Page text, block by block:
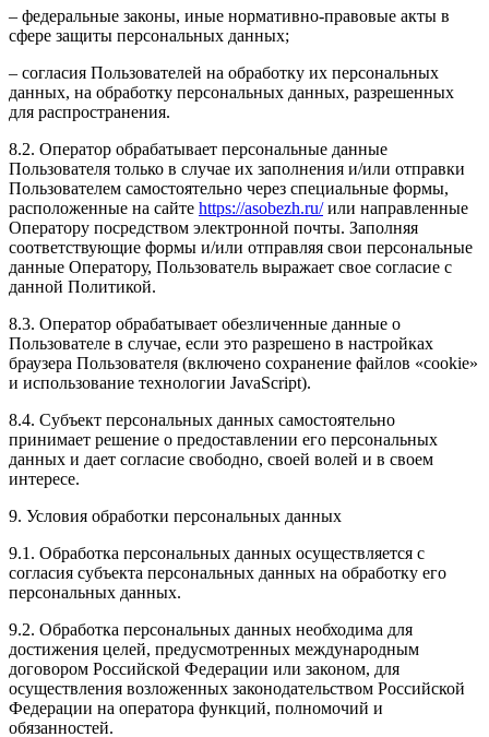
– федеральные законы, иные нормативно-правовые акты в
сфере защиты персональных данных;
– согласия Пользователей на обработку их персональных
данных, на обработку персональных данных, разрешенных
для распространения.
8.2. Оператор обрабатывает персональные данные
Пользователя только в случае их заполнения и/или отправки
Пользователем самостоятельно через специальные формы,
расположенные на сайте https://asobezh.ru/или направленные
Оператору посредством электронной почты. Заполняя
соответствующие формы и/или отправляя свои персональные
данные Оператору, Пользователь выражает свое согласие с
данной Политикой.
8.3. Оператор обрабатывает обезличенные данные о
Пользователе в случае, если это разрешено в настройках
браузера Пользователя (включено сохранение файлов «cookie»
и использование технологии JavaScript).
8.4. Субъект персональных данных самостоятельно
принимает решение о предоставлении его персональных
данных и дает согласие свободно, своей волей и в своем
интересе.
9. Условия обработки персональных данных
9.1. Обработка персональных данных осуществляется с
согласия субъекта персональных данных на обработку его
персональных данных.
9.2. Обработка персональных данных необходима для
достижения целей, предусмотренных международным
договором Российской Федерации или законом, для
осуществления возложенных законодательством Российской
Федерации на оператора функций, полномочий и
обязанностей.